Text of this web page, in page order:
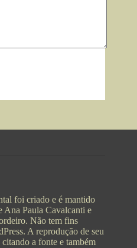
foi criado e é mantido
Ana Paula Cavalcanti e
Não tem fins
A reprodução de seu
a fonte e também